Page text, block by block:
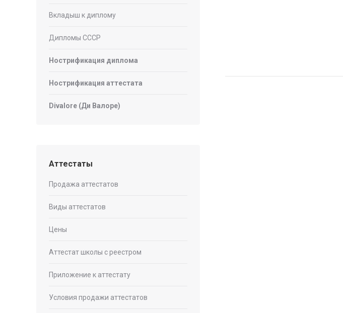
Вкладыш к диплому
Дипломы СССР
Нострификация диплома
Нострификация аттестата
Divalore (Ди Валоре)
Аттестаты
Продажа аттестатов
Виды аттестатов
Цены
Аттестат школы с реестром
Приложение к аттестату
Условия продажи аттестатов